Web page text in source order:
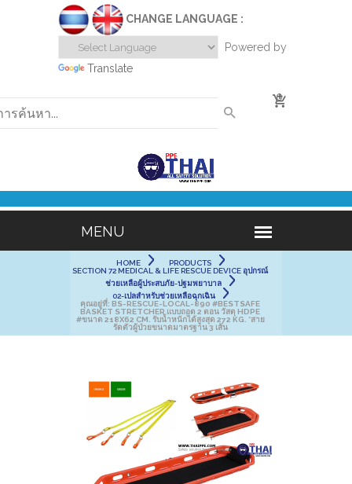
CHANGE LANGUAGE :
Powered by
Translate
0
HOME
PRODUCTS
SECTION 72 MEDICAL & LIFE RESCUE DEVICE อุปกรณ์
ช่วยเหลือผู้ประสบภัย-ปฐมพยาบาล
02-เปลสำหรับช่วยเหลือฉุกเฉิน
คุณอยู่ที่: BS-RESCUE-LOCAL-890 #BESTSAFE
BASKET STRETCHER แบบถอด 2 ตอน วัสดุ HDPE
#ขนาด 218X62 CM. รับน้ำหนักได้สูงสุด 272 KG. *สาย
รัดตัวผู้ป่วยขนาดมาตรฐาน 3 เส้น